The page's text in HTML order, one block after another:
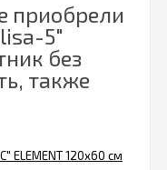
приобрели
5"
без
также
ELEMENT 120х60 см